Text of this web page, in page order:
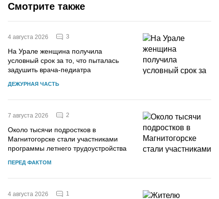
Смотрите также
4 августа 2026 3
На Урале женщина получила
условный срок за то, что пыталась
задушить врача-педиатра
ДЕЖУРНАЯ ЧАСТЬ
7 августа 2026 2
Около тысячи подростков в
Магнитогорске стали участниками
программы летнего трудоустройства
ПЕРЕД ФАКТОМ
4 августа 2026 1